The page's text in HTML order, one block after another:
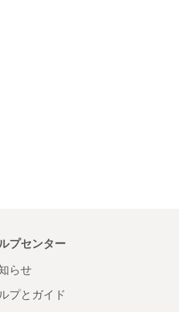
プセンター
らせ
プとガイド